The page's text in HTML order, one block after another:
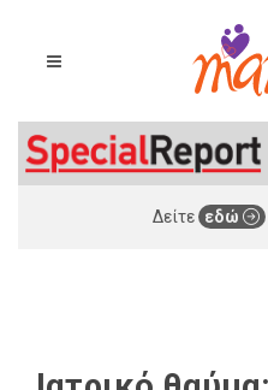
Δείτε εδώ